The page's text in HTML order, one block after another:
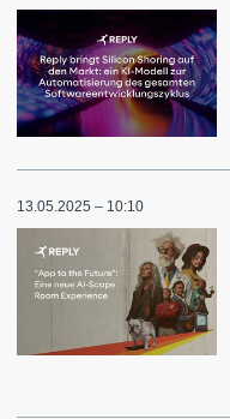
13.05.2025 – 10:10